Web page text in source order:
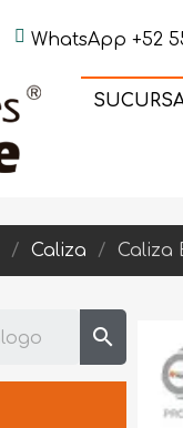
WhatsApp +52
Caliza Caliza
search